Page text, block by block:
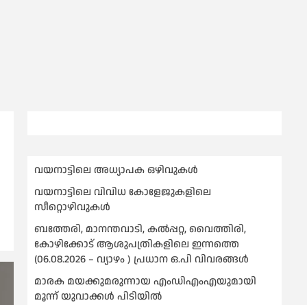
വയനാട്ടിലെ അധ്യാപക ഒഴിവുകൾ
വയനാട്ടിലെ വിവിധ കോളേജുകളിലെ
സീറ്റൊഴിവുകൾ
ബത്തേരി, മാനന്തവാടി, കൽപ്പറ്റ, വൈത്തിരി,
കോഴിക്കോട് ആശുപത്രികളിലെ ഇന്നത്തെ
(06.08.2026 – വ്യാഴം ) പ്രധാന ഒ.പി വിവരങ്ങൾ
മാരക മയക്കുമരുന്നായ എംഡിഎംഎയുമായി
മൂന്ന് യുവാക്കള്‍ പിടിയില്‍